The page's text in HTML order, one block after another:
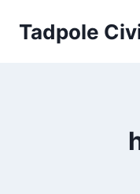
Tadpole